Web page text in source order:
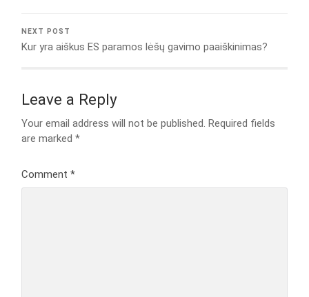
NEXT POST
Kur yra aiškus ES paramos lėšų gavimo paaiškinimas?
Leave a Reply
Your email address will not be published. Required fields
are marked*
Comment*